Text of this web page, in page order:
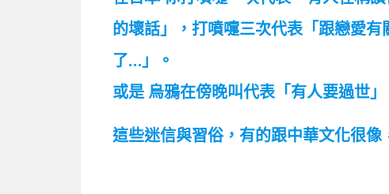
的壞話」，打噴嚏三次代表「跟戀愛
了…」。
或是 烏鴉在傍晚叫代表「有人要過世」
這些迷信與習俗，有的跟中華文化很像